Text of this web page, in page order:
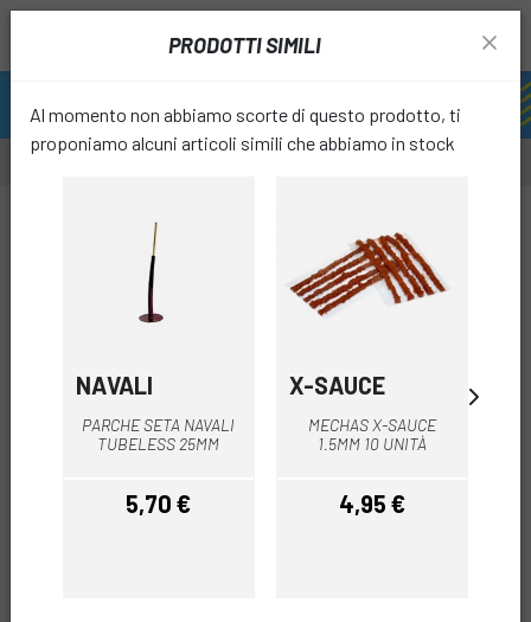
PRODOTTI SIMILI
Al momento non abbiamo scorte di questo prodotto, ti
proponiamo alcuni articoli simili che abbiamo in stock
NAVALI
PARCHE SETA NAVALI
TUBELESS 25MM
Prezzo
5,70 €
X-SAUCE
MECHAS X-SAUCE
1.5MM 10 UNITÀ
Prezzo
4,95 €